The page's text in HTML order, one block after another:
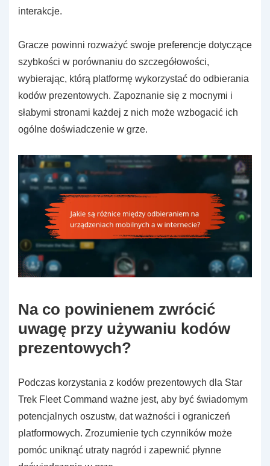
interakcje.
Gracze powinni rozważyć swoje preferencje dotyczące
szybkości w porównaniu do szczegółowości,
wybierając, którą platformę wykorzystać do odbierania
kodów prezentowych. Zapoznanie się z mocnymi i
słabymi stronami każdej z nich może wzbogacić ich
ogólne doświadczenie w grze.
Na co powinienem zwrócić
uwagę przy używaniu kodów
prezentowych?
Podczas korzystania z kodów prezentowych dla Star
Trek Fleet Command ważne jest, aby być świadomym
potencjalnych oszustw, dat ważności i ograniczeń
platformowych. Zrozumienie tych czynników może
pomóc uniknąć utraty nagród i zapewnić płynne